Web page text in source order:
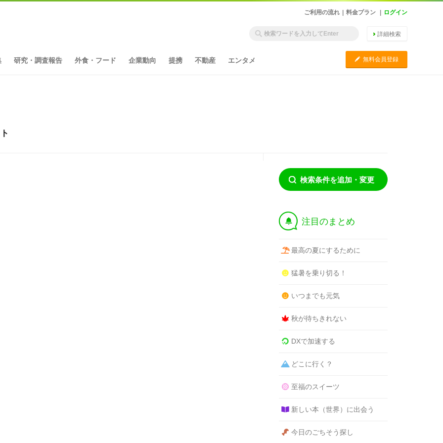
ご利用の流れ 料金プラン ログイン
詳細検索
研究・調査報告 外食・フード 企業動向 提携 不動産 エンタメ C 無料会員登録
検索条件を追加・変更
† 注目のまとめ
最高の夏にするために
猛暑を乗り切る！
いつまでも元気
秋が待ちきれない
DXで加速する
どこに行く？
至福のスイーツ
新しい本（世界）に出会う
今日のごちそう探し